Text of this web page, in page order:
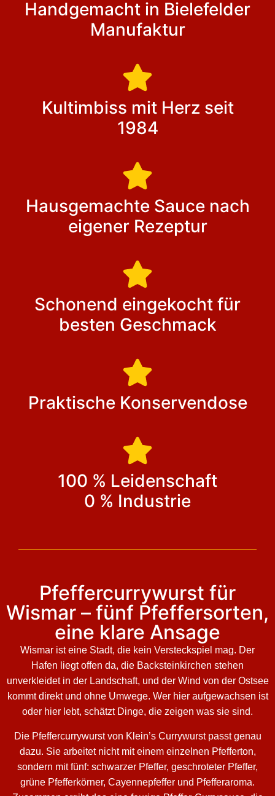
Handgemacht in Bielefelder
Manufaktur
Kultimbiss mit Herz seit
1984
Hausgemachte Sauce nach
eigener Rezeptur
Schonend eingekocht für
besten Geschmack
Praktische Konservendose
100 % Leidenschaft
0 % Industrie
Pfeffercurrywurst für
Wismar – fünf Pfeffersorten,
eine klare Ansage
Wismar ist eine Stadt, die kein Versteckspiel mag. Der
Hafen liegt offen da, die Backsteinkirchen stehen
unverkleidet in der Landschaft, und der Wind von der Ostsee
kommt direkt und ohne Umwege. Wer hier aufgewachsen ist
oder hier lebt, schätzt Dinge, die zeigen was sie sind.
Die Pfeffercurrywurst von Klein’s Currywurst passt genau
dazu. Sie arbeitet nicht mit einem einzelnen Pfefferton,
sondern mit fünf: schwarzer Pfeffer, geschroteter Pfeffer,
grüne Pfefferkörner, Cayennepfeffer und Pfefferaroma.